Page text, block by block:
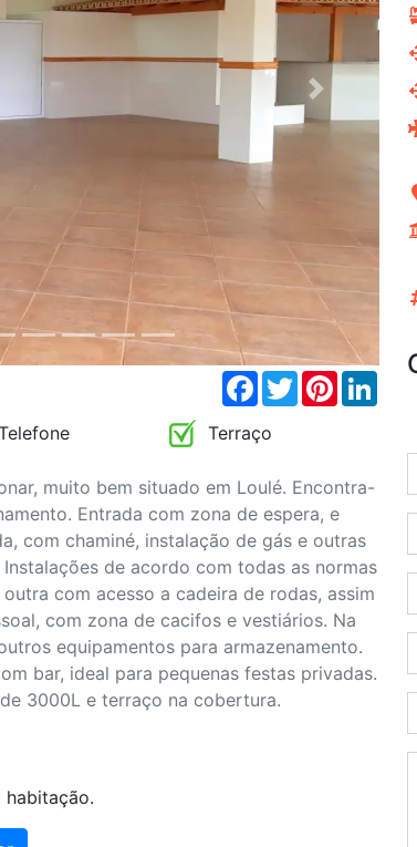
Next
Facebook
TwitterPinterest
Terraço
muito bem situado em Loulé. Encontra-
Entrada com zona de espera, e
com chaminé, instalação de gás e outras
de acordo com todas as normas
com acesso a cadeira de rodas, assim
com zona de cacifos e vestiários. Na
equipamentos para armazenamento.
bar, ideal para pequenas festas privadas.
3000L e terraço na cobertura.